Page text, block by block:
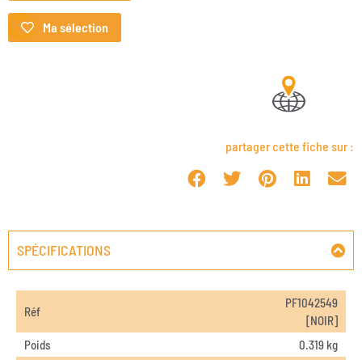
Ma sélection
partager cette fiche sur :
SPÉCIFICATIONS
Réf
PF1042549
[NOIR]
Poids
0.319 kg